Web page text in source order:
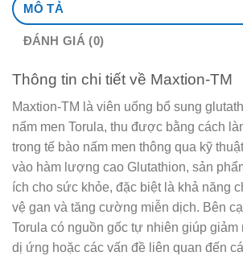
MÔ TẢ
ĐÁNH GIÁ (0)
Thông tin chi tiết về Maxtion-TM
Maxtion-TM là viên uống bổ sung
nấm men Torula, thu được bằng cách
trong tế bào nấm men thông qua kỹ
vào hàm lượng cao Glutathion, sản
ích cho sức khỏe, đặc biệt là khả năng
vệ gan và tăng cường miễn dịch. Bên
Torula có nguồn gốc tự nhiên giúp
dị ứng hoặc các vấn đề liên quan đến